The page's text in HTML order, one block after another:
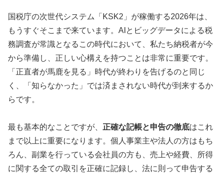
国税庁の次世代システム「KSK2」が稼働する2026年は、
もうすぐそこまで来ています。AIとビッグデータによる税
務調査が常識となるこの時代において、私たち納税者が今
から準備し、正しい心構えを持つことは非常に重要です。
「正直者が馬鹿を見る」時代が終わりを告げるのと同じ
く、「知らなかった」では済まされない時代が到来するか
らです。
最も基本的なことですが、 正確な記帳と申告の徹底はこれ
まで以上に重要になります。個人事業主や法人の方はもち
ろん、副業を行っている会社員の方も、売上や経費、所得
に関する全ての取引を正確に記録し、法に則って申告する